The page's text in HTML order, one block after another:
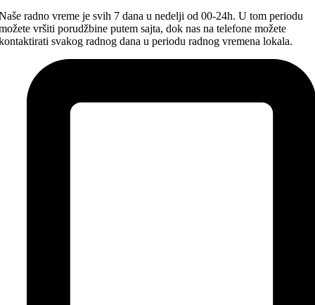
radno vreme je svih 7 dana u nedelji od 00-24h. U tom periodu
vršiti porudžbine putem sajta, dok nas na telefone možete
svakog radnog dana u periodu radnog vremena lokala.